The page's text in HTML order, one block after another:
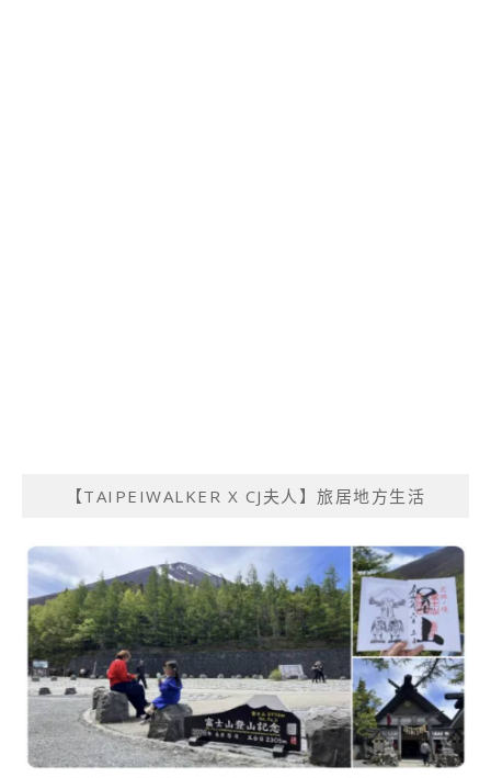
【TAIPEIWALKER X CJ夫人】旅居地方生活